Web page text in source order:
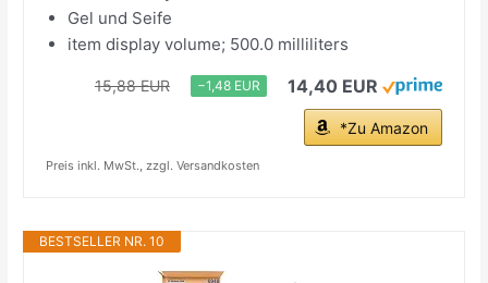
Gel und Seife
item display volume; 500.0 milliliters
15,88 EUR −1,48 EUR 14,40 EUR
*Zu Amazon
Preis inkl. MwSt., zzgl. Versandkosten
BESTSELLER NR. 10